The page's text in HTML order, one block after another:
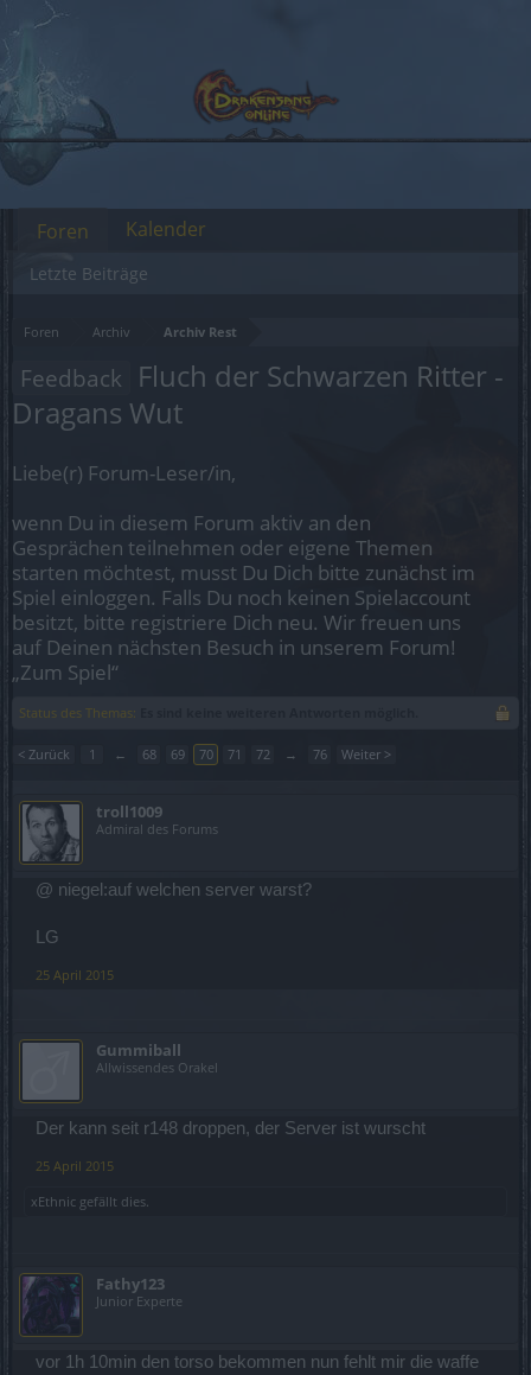
Foren Archiv Archiv Rest
Feedback Fluch der Schwarzen Ritter -
Dragans Wut
Liebe(r) Forum-Leser/in,
wenn Du in diesem Forum aktiv an den
Gesprächen teilnehmen oder eigene Themen
starten möchtest, musst Du Dich bitte zunächst im
Spiel einloggen. Falls Du noch keinen Spielaccount
besitzt, bitte registriere Dich neu. Wir freuen uns
auf Deinen nächsten Besuch in unserem Forum!
„Zum Spiel“
Status des Themas:
< Zurück 1 ← 68 69 70 71 72 → 76 Weiter >
troll1009
Admiral des Forums
@ niegel:auf welchen server warst?
LG
25 April 2015
Gummiball
Allwissendes Orakel
Der kann seit r148 droppen, der Server ist wurscht
25 April 2015
xEthnic gefällt dies.
Fathy123
Junior Experte
vor 1h 10min den torso bekommen nun fehlt mir die waffe
Foren
Letzte Beiträge
Kalender